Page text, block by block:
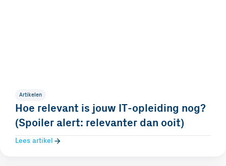
Artikelen
Hoe relevant is jouw IT-opleiding nog?
(Spoiler alert: relevanter dan ooit)
Lees artikel